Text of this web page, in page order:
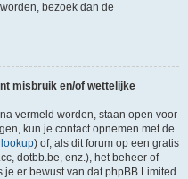
bezoek dan de
misbruik en/of wettelijke
vermeld worden, staan open voor
kun je contact opnemen met de
) of, als dit forum op een gratis
dotbb.be, enz.), het beheer of
er bewust van dat phpBB Limited